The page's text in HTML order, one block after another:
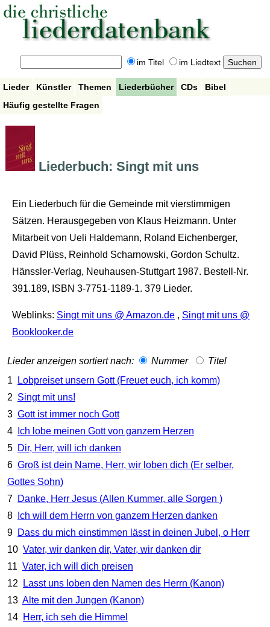
im Titel im Liedtext
Lieder Künstler Themen Liederbücher CDs
Bibel
Häufig gestellte Fragen
Liederbuch: Singt mit uns
Ein Liederbuch für die Gemeinde mit vierstimmigen
Sätzen. Herausgegeben von Klaus Heizmann. Unter
Mitarbeit von Ueli Haldemann, Roland Eichenberger,
David Plüss, Reinhold Scharnowski, Gordon Schultz.
Hänssler-Verlag, Neuhausen-Stuttgart 1987. Bestell-Nr.
391.189, ISBN 3-7751-1189-1. 379 Lieder.
Weblinks: Singt mit uns @ Amazon.de, Singt mit uns @
Booklooker.de
Lieder anzeigen sortiert nach: Nummer
Titel
1
Lobpreiset unsern Gott (Freuet euch, ich komm)
2 Singt mit uns!
3 Gott ist immer noch Gott
4
Ich lobe meinen Gott von ganzem Herzen
5 Dir, Herr, will ich danken
6 Groß ist dein Name, Herr, wir loben dich (Er selber,
Gottes Sohn)
7 Danke, Herr Jesus (Allen Kummer, alle Sorgen )
8
Ich will dem Herrn von ganzem Herzen danken
9 Dass du mich einstimmen lässt in deinen Jubel, o Herr
10 Vater, wir danken dir, Vater, wir danken dir
11 Vater, ich will dich preisen
12
Lasst uns loben den Namen des Herrn (Kanon)
13 Alte mit den Jungen (Kanon)
14 Herr, ich seh die Himmel